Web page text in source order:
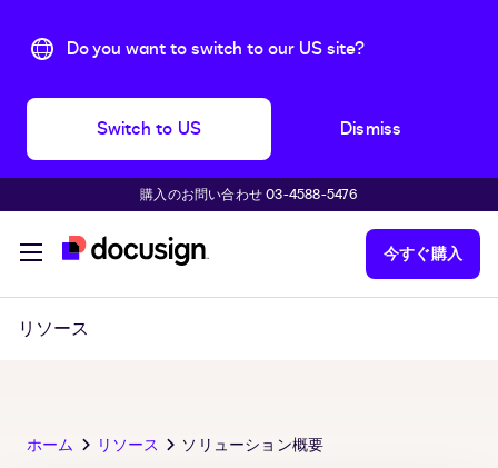
Do you want to switch to our US site?
Switch to US Dismiss
購入のお問い合わせ 03-4588-5476
今すぐ購入
リソース
ホーム リソース ソリューション概要